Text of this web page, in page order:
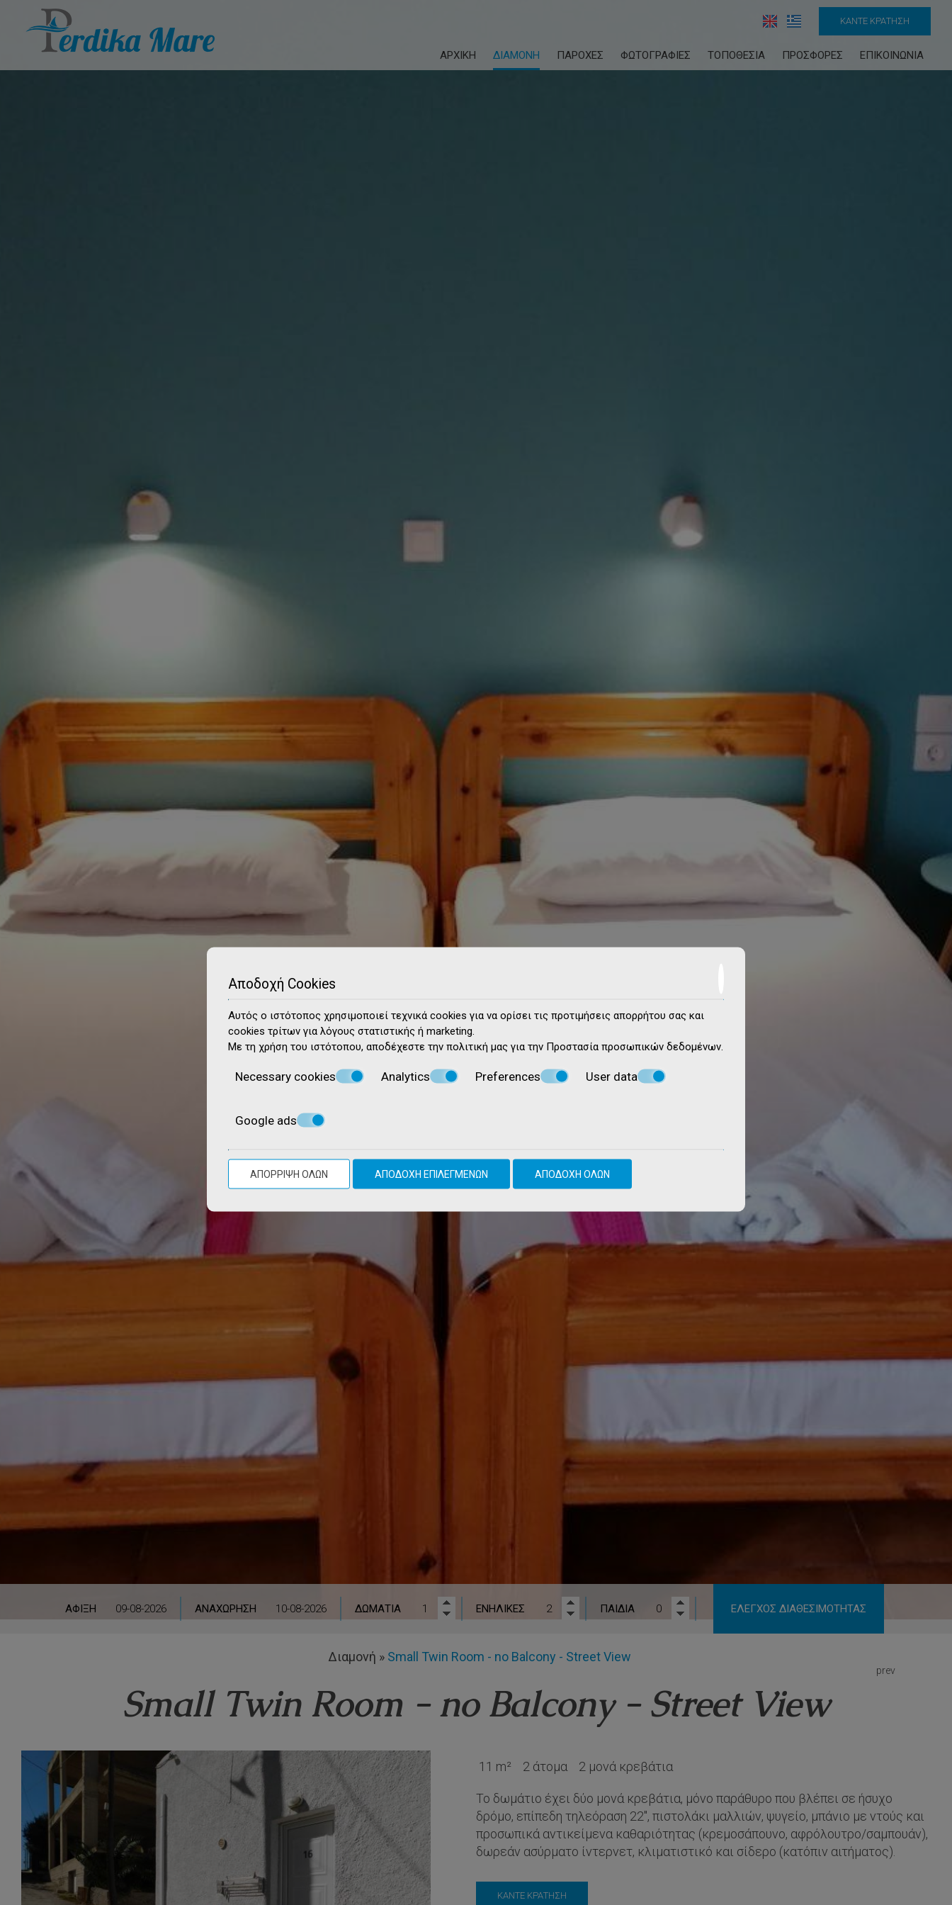
ΚΆΝΤΕ ΚΡΆΤΗΣΗ
ΑΡΧΙΚΉ ΔΙΑΜΟΝΉ ΠΑΡΟΧΈΣ ΦΩΤΟΓΡΑΦΊΕΣ ΤΟΠΟΘΕΣΊΑ ΠΡΟΣΦΟΡΈΣ ΕΠΙΚΟΙΝΩΝΊΑ
ΆΦΙΞΗ ΑΝΑΧΏΡΗΣΗ ΔΩΜΆΤΙΑ ΕΝΉΛΙΚΕΣ ΠΑΙΔΙΆ ΈΛΕΓΧΟΣ ΔΙΑΘΕΣΙΜΌΤΗΤΑΣ
Διαμονή » Small Twin Room - no Balcony - Street View
Small Twin Room - no Balcony - Street View
prev
11 m² 2 άτομα 2 μονά κρεβάτια
To δωμάτιο έχει δύο μονά κρεβάτια, μόνο παράθυρο που βλέπει σε ήσυχο
δρόμο, επίπεδη τηλεόραση 22″, πιστολάκι μαλλιών, ψυγείο, μπάνιο με ντούς και
προσωπικά αντικείμενα καθαριότητας (κρεμοσάπουνο, αφρόλουτρο/σαμπουάν),
δωρεάν ασύρματο ίντερνετ, κλιματιστικό και σίδερο (κατόπιν αιτήματος).
ΚΆΝΤΕ ΚΡΆΤΗΣΗ
Αποδοχή Cookies
Αυτός ο ιστότοπος χρησιμοποιεί τεχνικά cookies για να ορίσει τις προτιμήσεις απορρήτου σας και
cookies τρίτων για λόγους στατιστικής ή marketing.
Με τη χρήση του ιστότοπου, αποδέχεστε την πολιτική μας για την Προστασία προσωπικών δεδομένων
Necessary cookies Analytics Preferences User data
Google ads
ΑΠΌΡΡΙΨΗ ΌΛΩΝ ΑΠΟΔΟΧΉ ΕΠΙΛΕΓΜΈΝΩΝ ΑΠΟΔΟΧΉ ΌΛΩΝ